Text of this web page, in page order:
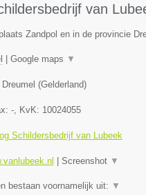
van
Zandpol en in de provincie
Google maps ▼
Dreumel (Gelderland)
-, KvK: 10024055
Schildersbedrijf van Lubeek
Screenshot ▼
bestaan voornamelijk uit: ▼